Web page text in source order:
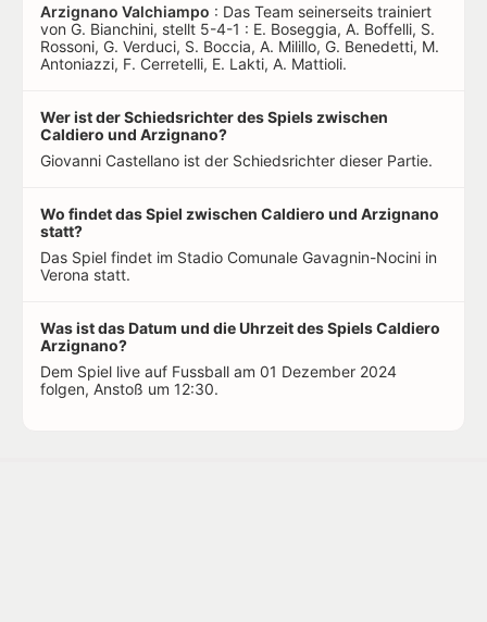
Arzignano Valchiampo : Das Team seinerseits trainiert
von G. Bianchini, stellt 5-4-1 : E. Boseggia, A. Boffelli, S.
Rossoni, G. Verduci, S. Boccia, A. Milillo, G. Benedetti, M.
Antoniazzi, F. Cerretelli, E. Lakti, A. Mattioli.
Wer ist der Schiedsrichter des Spiels zwischen
Caldiero und Arzignano?
Giovanni Castellano ist der Schiedsrichter dieser Partie.
Wo findet das Spiel zwischen Caldiero und Arzignano
statt?
Das Spiel findet im Stadio Comunale Gavagnin-Nocini in
Verona statt.
Was ist das Datum und die Uhrzeit des Spiels Caldiero
Arzignano?
Dem Spiel live auf Fussball am 01 Dezember 2024
folgen, Anstoß um 12:30.